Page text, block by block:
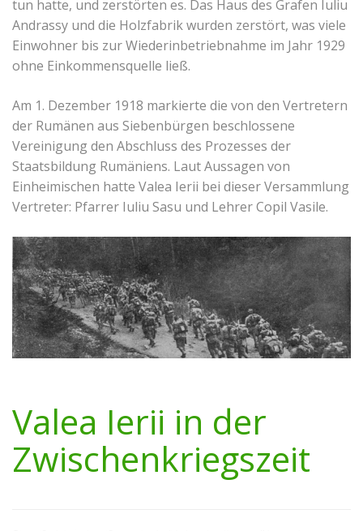
tun hatte, und zerstörten es. Das Haus des Grafen Iuliu
Andrassy und die Holzfabrik wurden zerstört, was viele
Einwohner bis zur Wiederinbetriebnahme im Jahr 1929
ohne Einkommensquelle ließ.
Am 1. Dezember 1918 markierte die von den Vertretern
der Rumänen aus Siebenbürgen beschlossene
Vereinigung den Abschluss des Prozesses der
Staatsbildung Rumäniens. Laut Aussagen von
Einheimischen hatte Valea Ierii bei dieser Versammlung
Vertreter: Pfarrer Iuliu Sasu und Lehrer Copil Vasile.
Valea Ierii in der
Zwischenkriegszeit